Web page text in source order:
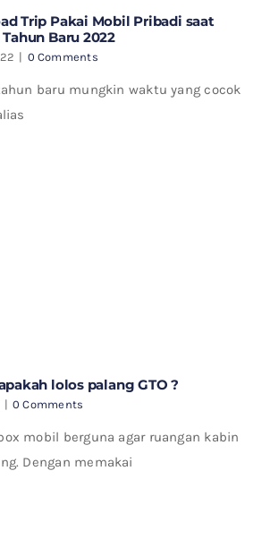
Trip Pakai Mobil Pribadi saat
Baru 2022
| 0 Comments
baru mungkin waktu yang cocok
lolos palang GTO ?
| 0 Comments
mobil berguna agar ruangan kabin
Dengan memakai